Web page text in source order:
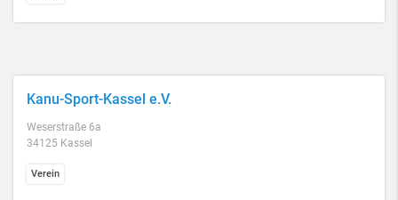
Kanu-Sport-Kassel e.V.
Weserstraße 6a
34125 Kassel
Verein